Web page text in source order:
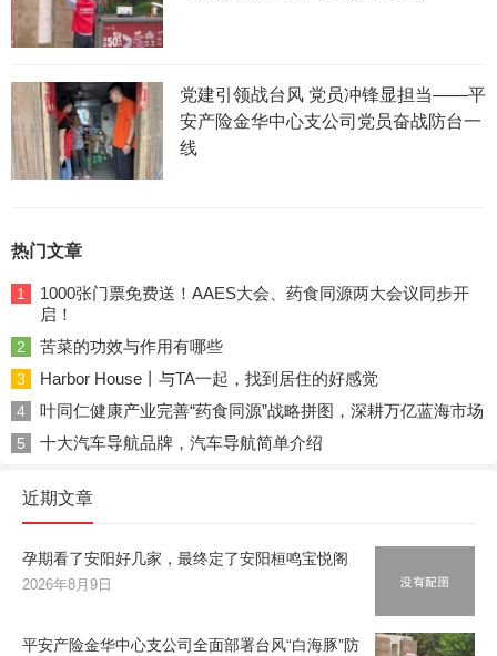
党建引领战台风 党员冲锋显担当——平
安产险金华中心支公司党员奋战防台一
线
热门文章
1
1000张门票免费送！AAES大会、药食同源两大会议同步开
启！
2 苦菜的功效与作用有哪些
3 Harbor House丨与TA一起，找到居住的好感觉
4 叶同仁健康产业完善“药食同源”战略拼图，深耕万亿蓝海市场
5 十大汽车导航品牌，汽车导航简单介绍
近期文章
孕期看了安阳好几家，最终定了安阳桓鸣宝悦阁
2026年8月9日
平安产险金华中心支公司全面部署台风“白海豚”防